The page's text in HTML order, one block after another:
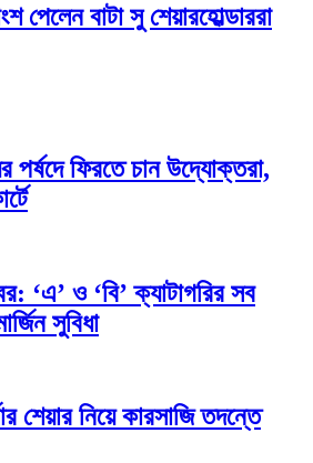
পেলেন বাটা সু শেয়ারহোল্ডাররা
পর্ষদে ফিরতে চান উদ্যোক্তরা,
‘এ’ ও ‘বি’ ক্যাটাগরির সব
সুবিধা
শেয়ার নিয়ে কারসাজি তদন্তে